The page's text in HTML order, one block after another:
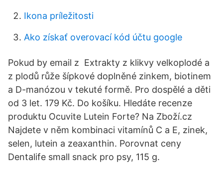
Ikona príležitosti
Ako získať overovací kód účtu google
Pokud by email z Extrakty z klikvy velkoplodé a
z plodů růže šípkové doplněné zinkem, biotinem
a D-manózou v tekuté formě. Pro dospělé a děti
od 3 let. 179 Kč. Do košíku. Hledáte recenze
produktu Ocuvite Lutein Forte? Na Zboží.cz
Najdete v něm kombinaci vitamínů C a E, zinek,
selen, lutein a zeaxanthin. Porovnat ceny
Dentalife small snack pro psy, 115 g.